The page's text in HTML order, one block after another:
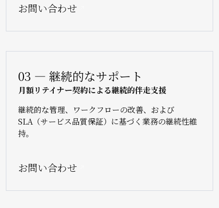
お問い合わせ
03 — 継続的なサポート
月額リテイナー契約による継続的伴走支援
継続的な管理、ワークフローの改善、および
SLA（サービス品質保証）に基づく業務の継続性維
持。
お問い合わせ